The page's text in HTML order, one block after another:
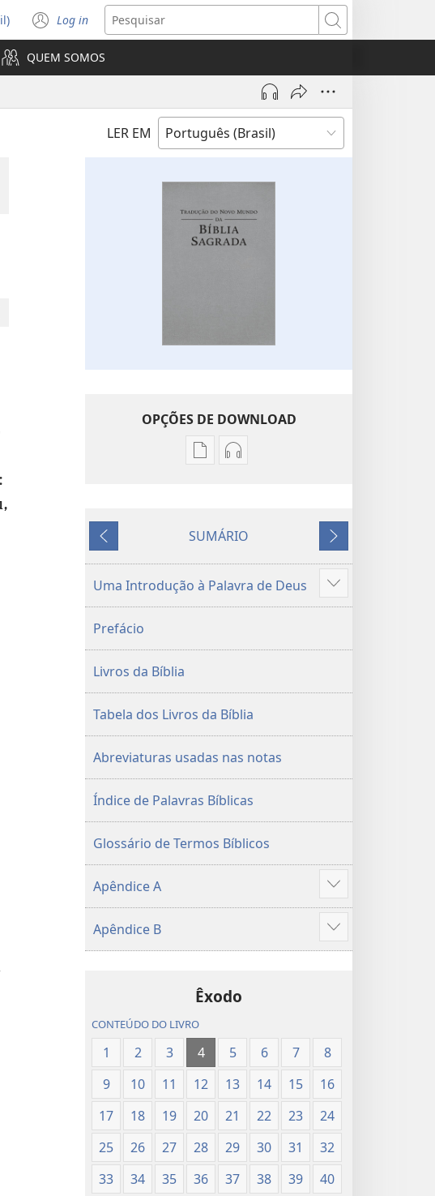
Log in
(abre
nova
janela)
Pesquisar
QUEM SOMOS
LER EM
OPÇÕES DE DOWNLOAD
Opções
publicações
do
Novo
Bíblia
(revisão
de
2015)
Opções
áudio
Novo
Bíblia
(revisão
de
2015)
Anterior
SUMÁRIO
Próximo
Uma Introdução à Palavra de Deus
Mostrar
mais
Prefácio
Livros da Bíblia
Tabela dos Livros da Bíblia
Abreviaturas usadas nas notas
Índice de Palavras Bíblicas
Glossário de Termos Bíblicos
Apêndice A
Mostrar
mais
Apêndice B
Mostrar
mais
Êxodo
CONTEÚDO DO LIVRO
1 2 3 4 5 6 7
8
9
10 11 12 13 14 15
16
17
18 19 20 21 22 23
24
25
26 27 28 29 30 31
32
33
34 35 36 37 38 39 40